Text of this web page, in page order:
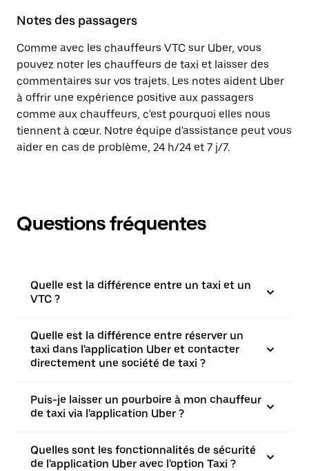
Notes des passagers
Comme avec les chauffeurs VTC sur Uber, vous
pouvez noter les chauffeurs de taxi et laisser des
commentaires sur vos trajets. Les notes aident Uber
à offrir une expérience positive aux passagers
comme aux chauffeurs, c'est pourquoi elles nous
tiennent à cœur. Notre équipe d'assistance peut vous
aider en cas de problème, 24 h/24 et 7 j/7.
Questions fréquentes
Quelle est la différence entre un taxi et un
VTC ?
Quelle est la différence entre réserver un
taxi dans l'application Uber et contacter
directement une société de taxi ?
Puis-je laisser un pourboire à mon chauffeur
de taxi via l'application Uber ?
Quelles sont les fonctionnalités de sécurité
de l'application Uber avec l'option Taxi ?